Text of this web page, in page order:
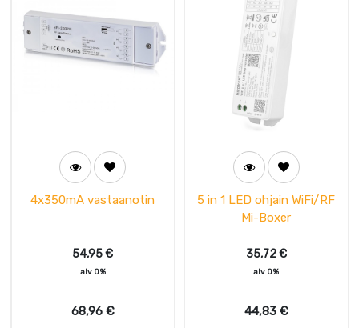
4x350mA vastaanotin
54,95€
alv 0%
68,96€
5 in 1 LED ohjain WiFi/RF
Mi-Boxer
35,72€
alv 0%
44,83€